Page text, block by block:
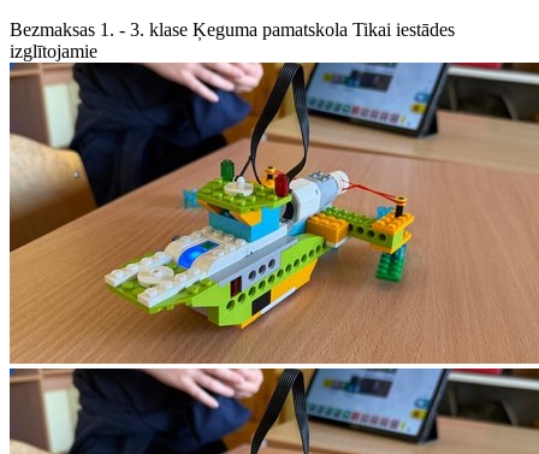
Bezmaksas 1. - 3. klase Ķeguma pamatskola Tikai iestādes
izglītojamie